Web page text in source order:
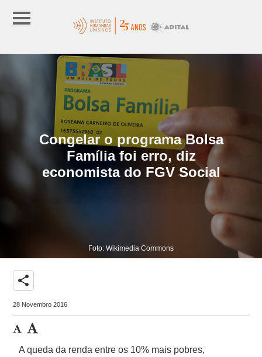
Congelar o programa Bolsa
Família foi erro, diz
economista do FGV Social
Foto: Wikimedia Commons
share
28 Novembro 2016
A queda da renda entre os 10% mais pobres,